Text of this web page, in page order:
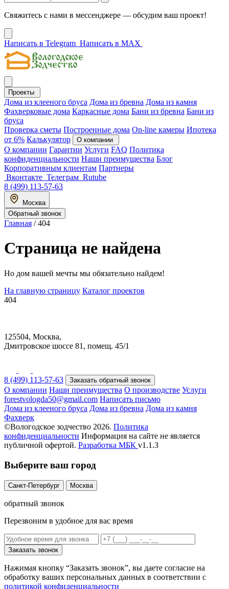
Свяжитесь с нами в мессенджере — обсудим ваш проект!
Написать в Telegram Написать в MAX
Проекты
Дома из клееного бруса Дома из бревна Дома из камня
Фахверковые дома Каркасные дома Бани из бревна Бани из
бруса
Проверка сметы Построенные дома On-line камеры Ипотека
от 6% Калькулятор О компании
О компании Гарантии Услуги FAQ Политика
конфиденциальности Наши преимущества Блог
Корпоративным клиентам Партнеры
Вконтакте Телеграм Rutube
8 (499) 113-57-63
Москва
Обратный звонок
Главная / 404
Страница не найдена
Но дом вашей мечты мы обязательно найдем!
На главную страницу Каталог проектов
404
125504, Москва,
Дмитровское шоссе 81, помещ. 45/1
8 (499) 113-57-63 Заказать обратный звонок
О компании Наши преимущества О производстве Услуги
forestvologda50@gmail.com Написать письмо
Дома из клееного бруса Дома из бревна Дома из камня
Фахверк
©Вологодское зодчество 2026. Политика
конфиденциальности Информация на сайте не является
публичной офертой. Разработка МБК v1.1.3
Выберите ваш город
Санкт-Петербург Москва
обратный звонок
Перезвоним в удобное для вас время
Заказать звонок
Нажимая кнопку “Заказать звонок”, вы даете согласие на
обработку ваших персональных данных в соответствии с
политикой конфиденциальности